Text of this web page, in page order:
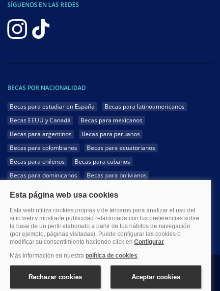
SÍGUENOS EN LAS REDES
BECAS POR NACIONALIDAD
Becas para estudiar en España
Becas para latinoamericanos
Becas EEUU y Canadá
Becas para mexicanos
Becas para argentinos
Becas para peruanos
Becas para colombianos
Becas para ecuatorianos
Becas para chilenos
Becas para cubanos
Becas para dominicanos
Becas para bolivianos
Becas para hondureños
Becas para paraguayos
Becas para uruguayos
Becas para salvadoreños
1999-2026 Becas.com @Todos los derechos reservados